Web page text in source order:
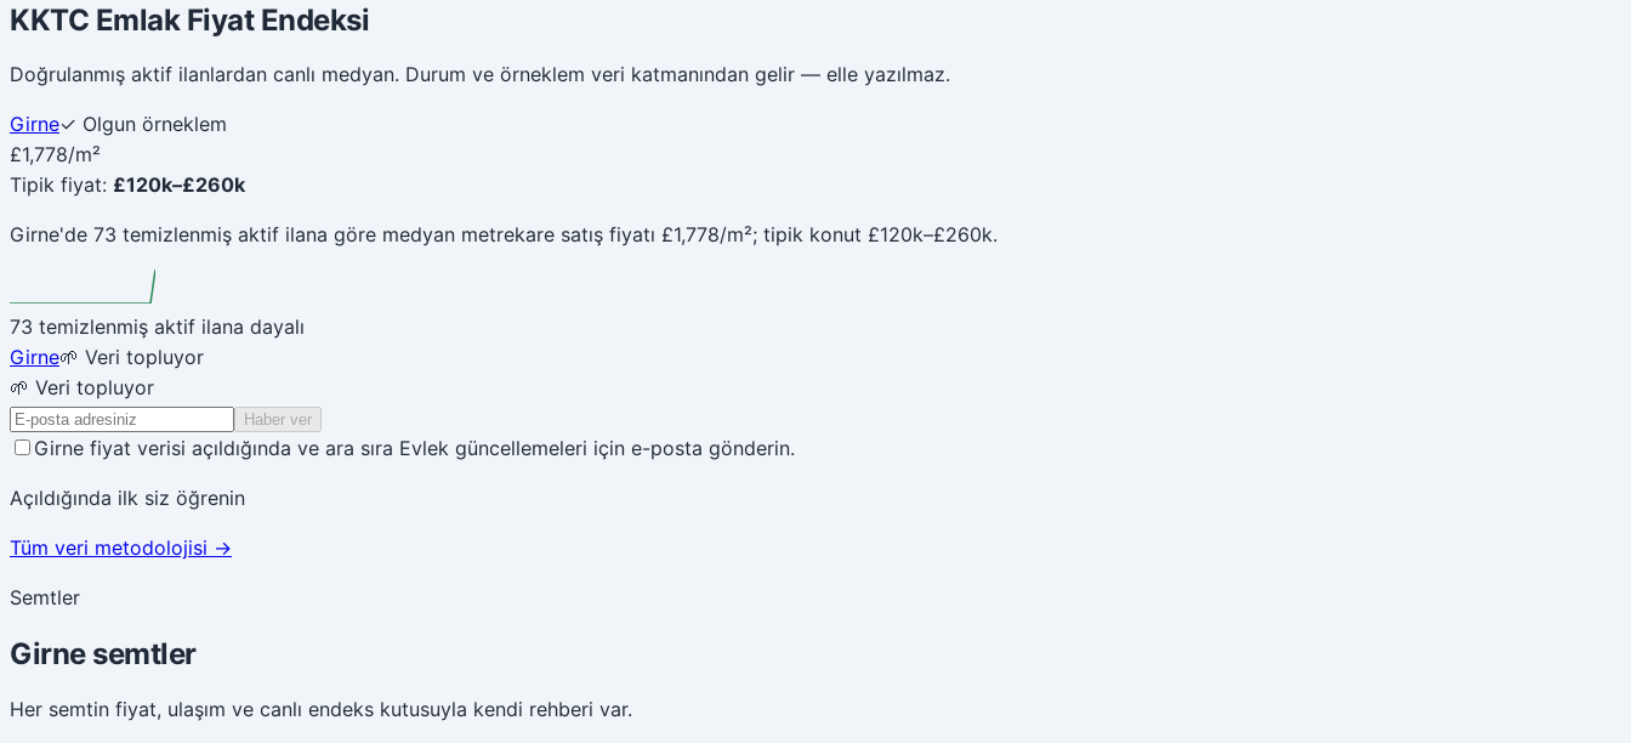
KKTC Emlak Fiyat Endeksi
Doğrulanmış aktif ilanlardan canlı medyan. Durum ve örneklem veri katmanından gelir — elle yazılmaz.
Girne✓ Olgun örneklem
£1,778/m²
Tipik fiyat: £120k–£260k
Girne'de 73 temizlenmiş aktif ilana göre medyan metrekare satış fiyatı £1,778/m²; tipik konut £120k–£260k.
73 temizlenmiş aktif ilana dayalı
Girne🌱 Veri topluyor
🌱 Veri topluyor
Haber ver
Girne fiyat verisi açıldığında ve ara sıra Evlek güncellemeleri için e-posta gönderin.
Açıldığında ilk siz öğrenin
Tüm veri metodolojisi →
Semtler
Girne semtler
Her semtin fiyat, ulaşım ve canlı endeks kutusuyla kendi rehberi var.